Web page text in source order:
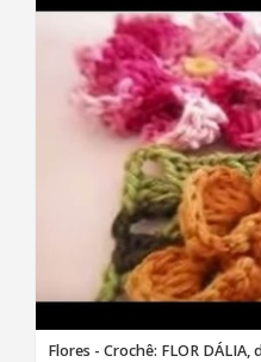
Flores - Crochê: FLOR